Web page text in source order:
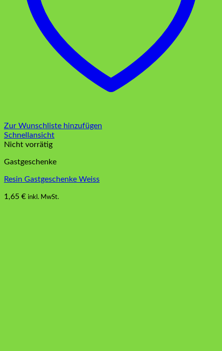
Zur Wunschliste hinzufügen
Schnellansicht
Nicht vorrätig
Gastgeschenke
Resin Gastgeschenke Weiss
1,65 € inkl. MwSt.